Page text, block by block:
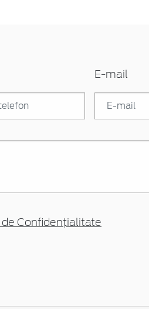
E-mail
de Confidențialitate